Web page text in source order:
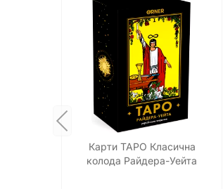
Карти ТАРО Класична
колода Райдера-Уейта